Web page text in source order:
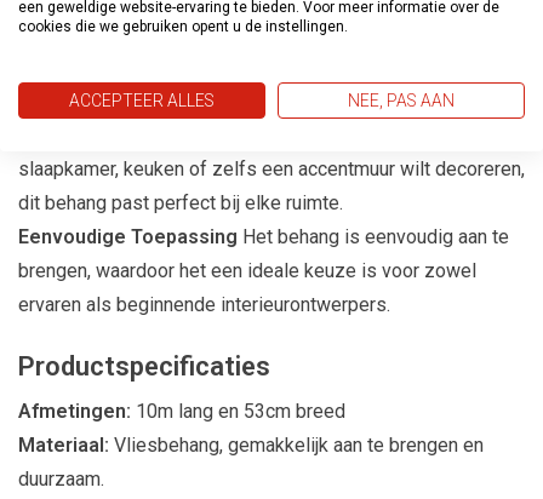
Casual Living is gemaakt van hoogwaardige materialen die
uitstraling bieden.
slaapkamer, keuken of zelfs een accentmuur wilt decoreren,
dit behang past perfect bij elke ruimte.
Eenvoudige Toepassing Het behang is eenvoudig aan te
brengen, waardoor het een ideale keuze is voor zowel
ervaren als beginnende interieurontwerpers.
Productspecificaties
Afmetingen: 10m lang en 53cm breed
Materiaal: Vliesbehang, gemakkelijk aan te brengen en
duurzaam.
een geweldige website-ervaring te bieden. Voor meer informatie over de
cookies die we gebruiken opent u de instellingen.
ACCEPTEER ALLES NEE, PAS AAN